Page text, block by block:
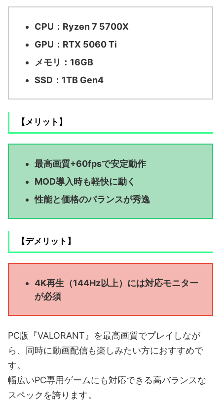
CPU：Ryzen 7 5700X
GPU：RTX 5060 Ti
メモリ：16GB
SSD：1TB Gen4
【メリット】
最高画質+60fpsで安定動作
MOD導入時も軽快に動く
性能と価格のバランスが秀逸
【デメリット】
4K再生（144Hz以上）には対応モニター
が必須
PC版『VALORANT』を最高画質でプレイしなが
ら、同時に動画配信も楽しみたい方におすすめで
す。
幅広いPC専用ゲームにも対応できる高バランスな
スペックを誇ります。